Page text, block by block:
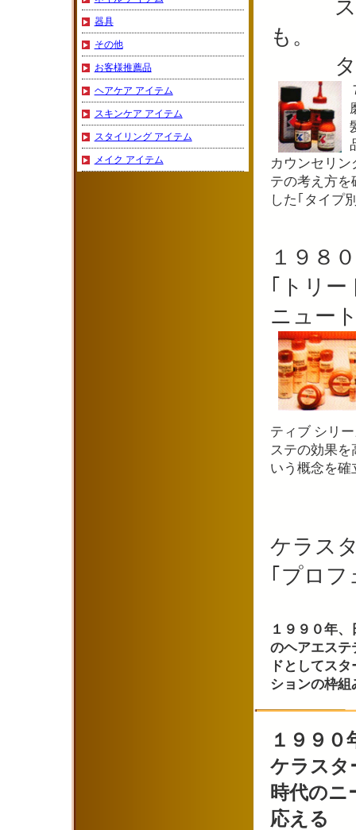
器具
その他
お客様推薦品
ヘアケア アイテム
スキンケア アイテム
スタイリング アイテム
メイク アイテム
スキ
も。
タイ
カウンセリ
テの考え方
した｢タイプ
１９８
｢トリー
ニュー
ティブ シリ
ステの効果を
いう概念を確
ケラス
｢プロ
１９９０年
のヘアエステ
ドとしてス
ションの枠
１９９０
ケラスタ
時代の
応える